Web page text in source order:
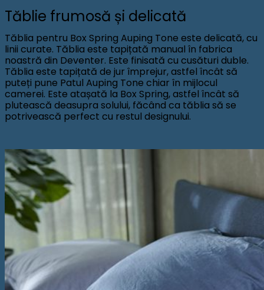
Tăblie frumosă și delicată
Tăblia pentru Box Spring Auping Tone este delicată, cu
linii curate. Tăblia este tapițată manual în fabrica
noastră din Deventer. Este finisată cu cusături duble.
Tăblia este tapițată de jur împrejur, astfel încât să
puteți pune Patul Auping Tone chiar în mijlocul
camerei. Este atașată la Box Spring, astfel încât să
plutească deasupra solului, făcând ca tăblia să se
potrivească perfect cu restul designului.